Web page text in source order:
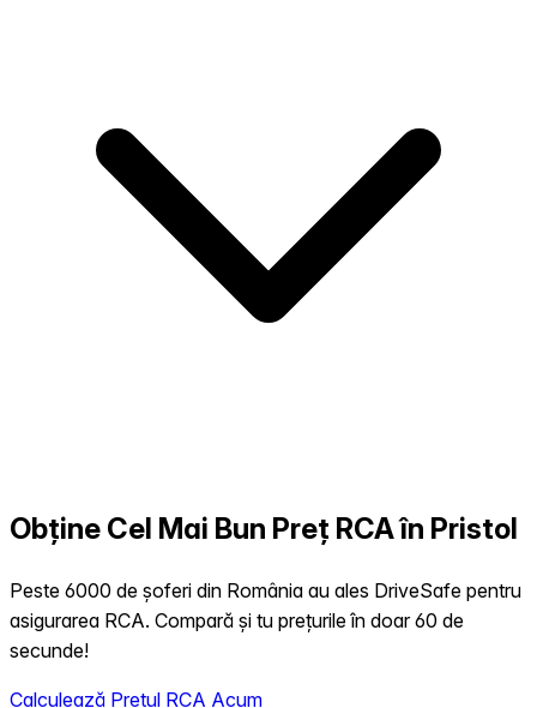
Obține Cel Mai Bun Preț RCA în Pristol
Peste 6000 de șoferi din România au ales DriveSafe pentru
asigurarea RCA. Compară și tu prețurile în doar 60 de
secunde!
Calculează Prețul RCA Acum